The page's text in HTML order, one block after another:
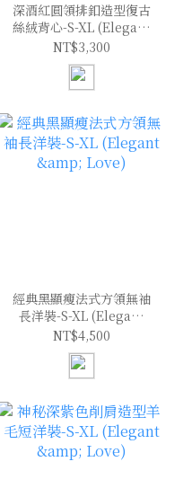
深酒紅圓領排釦造型復古
絲絨背心-S-XL (Elegant
& Love)
NT$3,300
經典黑顯瘦法式方領無袖
長洋裝-S-XL (Elegant
& Love)
NT$4,500